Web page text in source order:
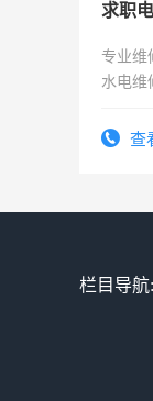
求职
专业维
水电维
查
栏目导航: